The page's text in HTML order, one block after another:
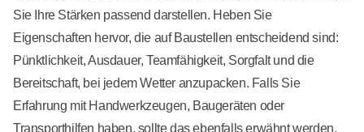
Sie Ihre Stärken passend darstellen. Heben Sie
Eigenschaften hervor, die auf Baustellen entscheidend sind:
Pünktlichkeit, Ausdauer, Teamfähigkeit, Sorgfalt und die
Bereitschaft, bei jedem Wetter anzupacken. Falls Sie
Erfahrung mit Handwerkzeugen, Baugeräten oder
Transporthilfen haben, sollte das ebenfalls erwähnt werden.